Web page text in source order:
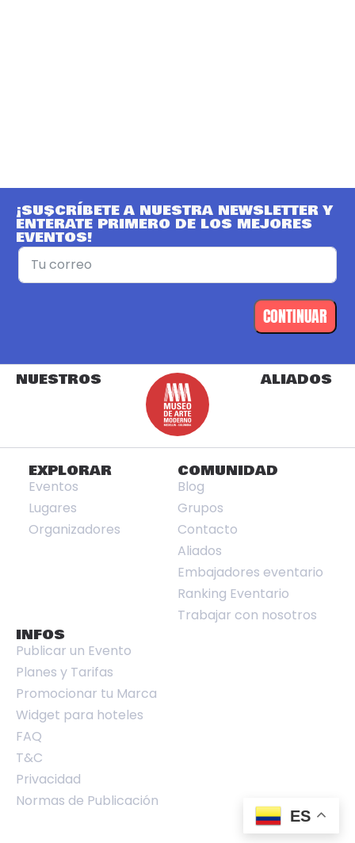
¡SUSCRÍBETE A NUESTRA NEWSLETTER Y
ENTÉRATE PRIMERO DE LOS MEJORES
EVENTOS!
CONTINUAR
NUESTROS ALIADOS
ES
EXPLORAR
Eventos
Lugares
Organizadores
COMUNIDAD
Blog
Grupos
Contacto
Aliados
Embajadores eventario
Ranking Eventario
Trabajar con nosotros
INFOS
Publicar un Evento
Planes y Tarifas
Promocionar tu Marca
Widget para hoteles
FAQ
T&C
Privacidad
Normas de Publicación